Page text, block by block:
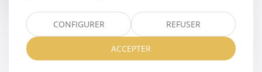
Voir tous les domaines d'intervention
CONFIGURER REFUSER
ACCEPTER